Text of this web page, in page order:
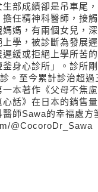
部成績卻是吊車尾
任精神科醫師，接
媽媽，有兩個女兒，
學，被診斷為發展
緩或拒絕上學所苦
身心診所」。診所
。至今累計診治超
一本著作《父母不焦
話》在日本的銷售
師Sawa的幸福處方
@CocoroDr_Sawa